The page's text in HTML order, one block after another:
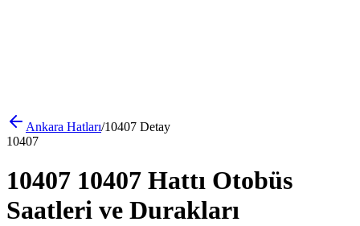
Ankara Hatları/10407 Detay
10407
10407 10407 Hattı Otobüs
Saatleri ve Durakları